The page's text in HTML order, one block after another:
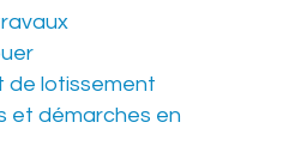
de lotissement
et démarches en